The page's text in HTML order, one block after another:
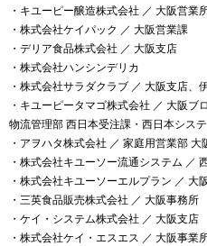
・キユーピー醸造株式会社 ／ 大阪営業
・株式会社ケイパック ／ 大阪営業課
・デリア食品株式会社 ／ 大阪支店
・株式会社ハンシンデリカ
・株式会社サラダクラブ ／ 大阪支店、
・キユーピータマゴ株式会社 ／ 大阪ブ
物流管理部 西日本受注課・西日本シス
・アヲハタ株式会社 ／ 家庭用営業部
・株式会社キユーソー流通システム ／
・株式会社キユーソーエルプラン ／ 大
・三英食品販売株式会社 ／ 大阪事務所
・ケイ・システム株式会社 ／ 大阪支店
・株式会社ケイ・エスエス ／ 大阪事業